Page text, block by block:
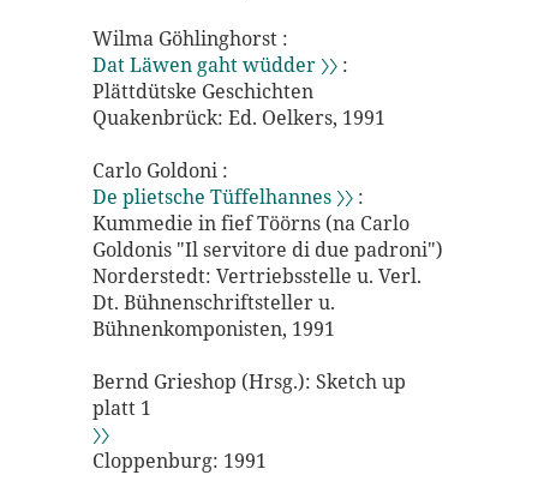
Wilma Göhlinghorst :
Dat Läwen gaht wüdder 〉〉 :
Plättdütske Geschichten
Quakenbrück: Ed. Oelkers, 1991
Carlo Goldoni :
De plietsche Tüffelhannes 〉〉 :
Kummedie in fief Töörns (na Carlo
Goldonis "Il servitore di due padroni")
Norderstedt: Vertriebsstelle u. Verl.
Dt. Bühnenschriftsteller u.
Bühnenkomponisten, 1991
Bernd Grieshop (Hrsg.): Sketch up
platt 1
〉〉
Cloppenburg: 1991